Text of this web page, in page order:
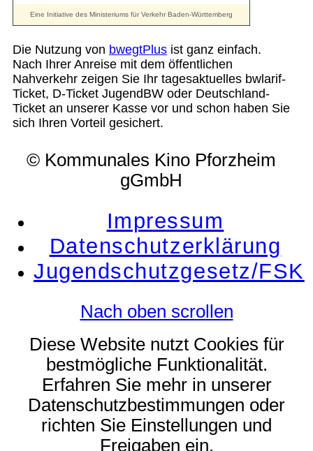
Menü Menü
Die Nutzung von bwegtPlus ist ganz einfach.
Nach Ihrer Anreise mit dem öffentlichen
Nahverkehr zeigen Sie Ihr tagesaktuelles bwlarif-
Ticket, D-Ticket JugendBW oder Deutschland-
Ticket an unserer Kasse vor und schon haben Sie
sich Ihren Vorteil gesichert.
© Kommunales Kino Pforzheim
gGmbH
Impressum
Datenschutzerklärung
Jugendschutzgesetz/FSK
Nach oben scrollen
Diese Website nutzt Cookies für
bestmögliche Funktionalität.
Erfahren Sie mehr in unserer
Datenschutzbestimmungen oder
richten Sie Einstellungen und
Freigaben ein.